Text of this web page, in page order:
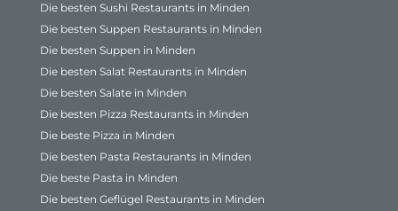
Die besten Sushi Restaurants in Minden
Die besten Suppen Restaurants in Minden
Die besten Suppen in Minden
Die besten Salat Restaurants in Minden
Die besten Salate in Minden
Die besten Pizza Restaurants in Minden
Die beste Pizza in Minden
Die besten Pasta Restaurants in Minden
Die beste Pasta in Minden
Die besten Geflügel Restaurants in Minden